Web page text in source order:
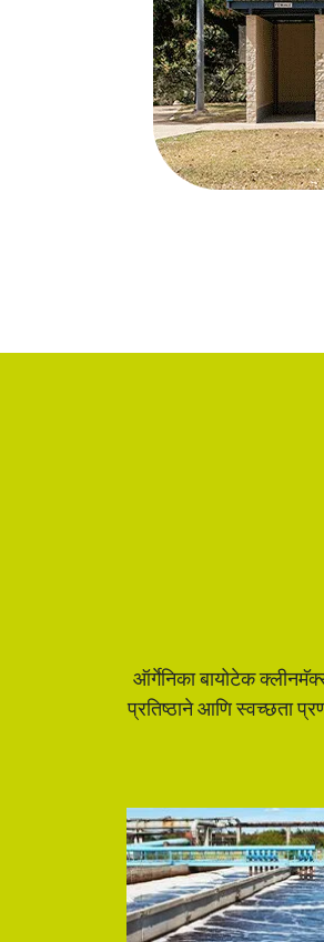
ऑर्गेनिका बायोटेक
प्रतिष्ठाने आणि स्वच्छता